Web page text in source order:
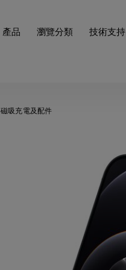
產品 瀏覽分類 技術支持
磁吸充電及配件